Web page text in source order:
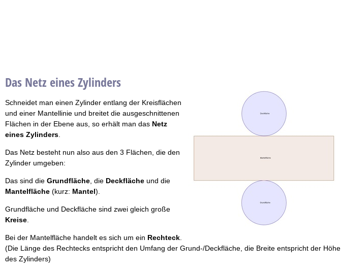
Das Netz eines Zylinders
Schneidet man einen Zylinder entlang der Kreisflächen
und einer Mantellinie und breitet die ausgeschnittenen
Flächen in der Ebene aus, so erhält man das Netz
eines Zylinders
Das Netz besteht nun also aus den 3 Flächen, die den
Zylinder umgeben:
Das sind die Grundfläche , die Deckfläche und die
Mantelfläche (kurz: Mantel).
Grundfläche und Deckfläche sind zwei gleich große
Kreise
Bei der Mantelfläche handelt es sich um ein Rechteck
(Die Länge des Rechtecks entspricht den Umfang der Grund-/Deckfläche, die Breite entspricht der Höhe
des Zylinders)